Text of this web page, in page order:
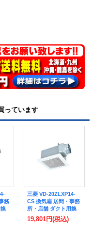
っています
務
三菱 VD-20ZLXP14-
CS 換気扇 居間・事務
所・店舗 ダクト用換
気扇 天井埋込形 24時
間換気 低騒音形 イン
19,801円(税込)